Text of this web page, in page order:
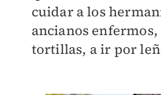
cuidar a los
ancianos enfermos,
tortillas, a ir por